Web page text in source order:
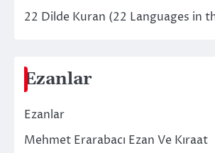
22 Dilde Kuran (22 Languages in
Ezanlar
Ezanlar
Mehmet Erarabacı Ezan Ve Kıraat